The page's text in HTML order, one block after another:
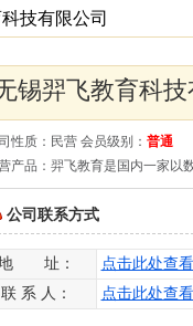
技有限公司
锡羿飞教育科
性质：民营 会员级别： 普通
产品：羿飞教育是国内一家以
公司联系方式
址：
点击此处查
联 系 人：
点击此处查